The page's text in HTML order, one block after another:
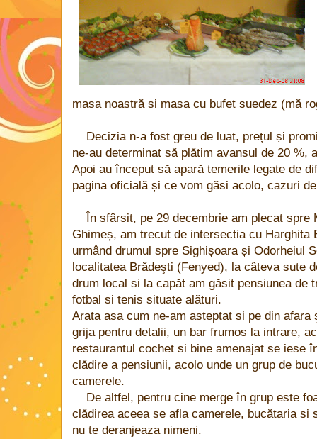
masa noastră si masa cu bufet suedez (mă
Decizia n-a fost greu de luat, prețul și
ne-au determinat să plătim avansul de 20 %,
Apoi au început să apară temerile legate de
pagina oficială și ce vom găsi acolo, cazuri
În sfârsit, pe 29 decembrie am plecat spre
Ghimeș, am trecut de intersectia cu Harghita
urmând drumul spre Sighișoara și Odorheiul
localitatea Brădeşti (Fenyed), la câteva sute
drum local si la capăt am găsit pensiunea de
fotbal si tenis situate alături.
Arata asa cum ne-am asteptat si pe din
grija pentru detalii, un bar frumos la intrare,
restaurantul cochet si bine amenajat se iese
clădire a pensiunii, acolo unde un grup de
camerele.
De altfel, pentru cine merge în grup este
clădirea aceea se afla camerele, bucătaria
nu te deranjeaza nimeni.